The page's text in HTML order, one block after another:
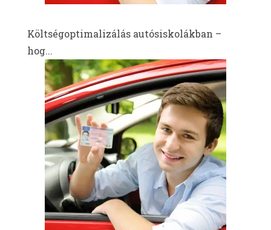
Költségoptimalizálás autósiskolákban –
hog...